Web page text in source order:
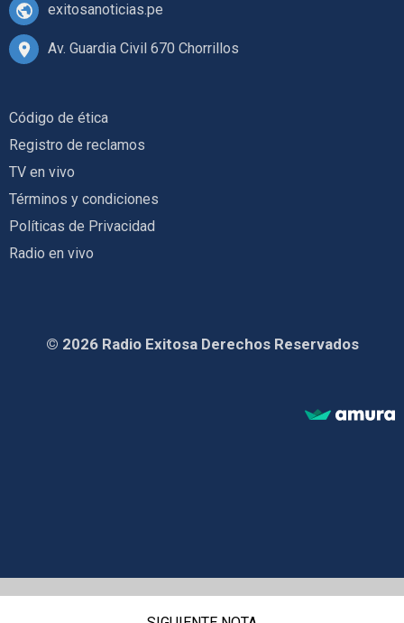
exitosanoticias.pe
Av. Guardia Civil 670 Chorrillos
Código de ética
Registro de reclamos
TV en vivo
Términos y condiciones
Políticas de Privacidad
Radio en vivo
© 2026 Radio Exitosa Derechos Reservados